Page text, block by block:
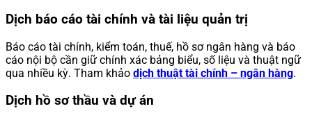
Dịch báo cáo tài chính và tài liệu quản trị
Báo cáo tài chính, kiểm toán, thuế, hồ sơ ngân hàng và báo
cáo nội bộ cần giữ chính xác bảng biểu, số liệu và thuật ngữ
qua nhiều kỳ. Tham khảo dịch thuật tài chính – ngân hàng.
Dịch hồ sơ thầu và dự án